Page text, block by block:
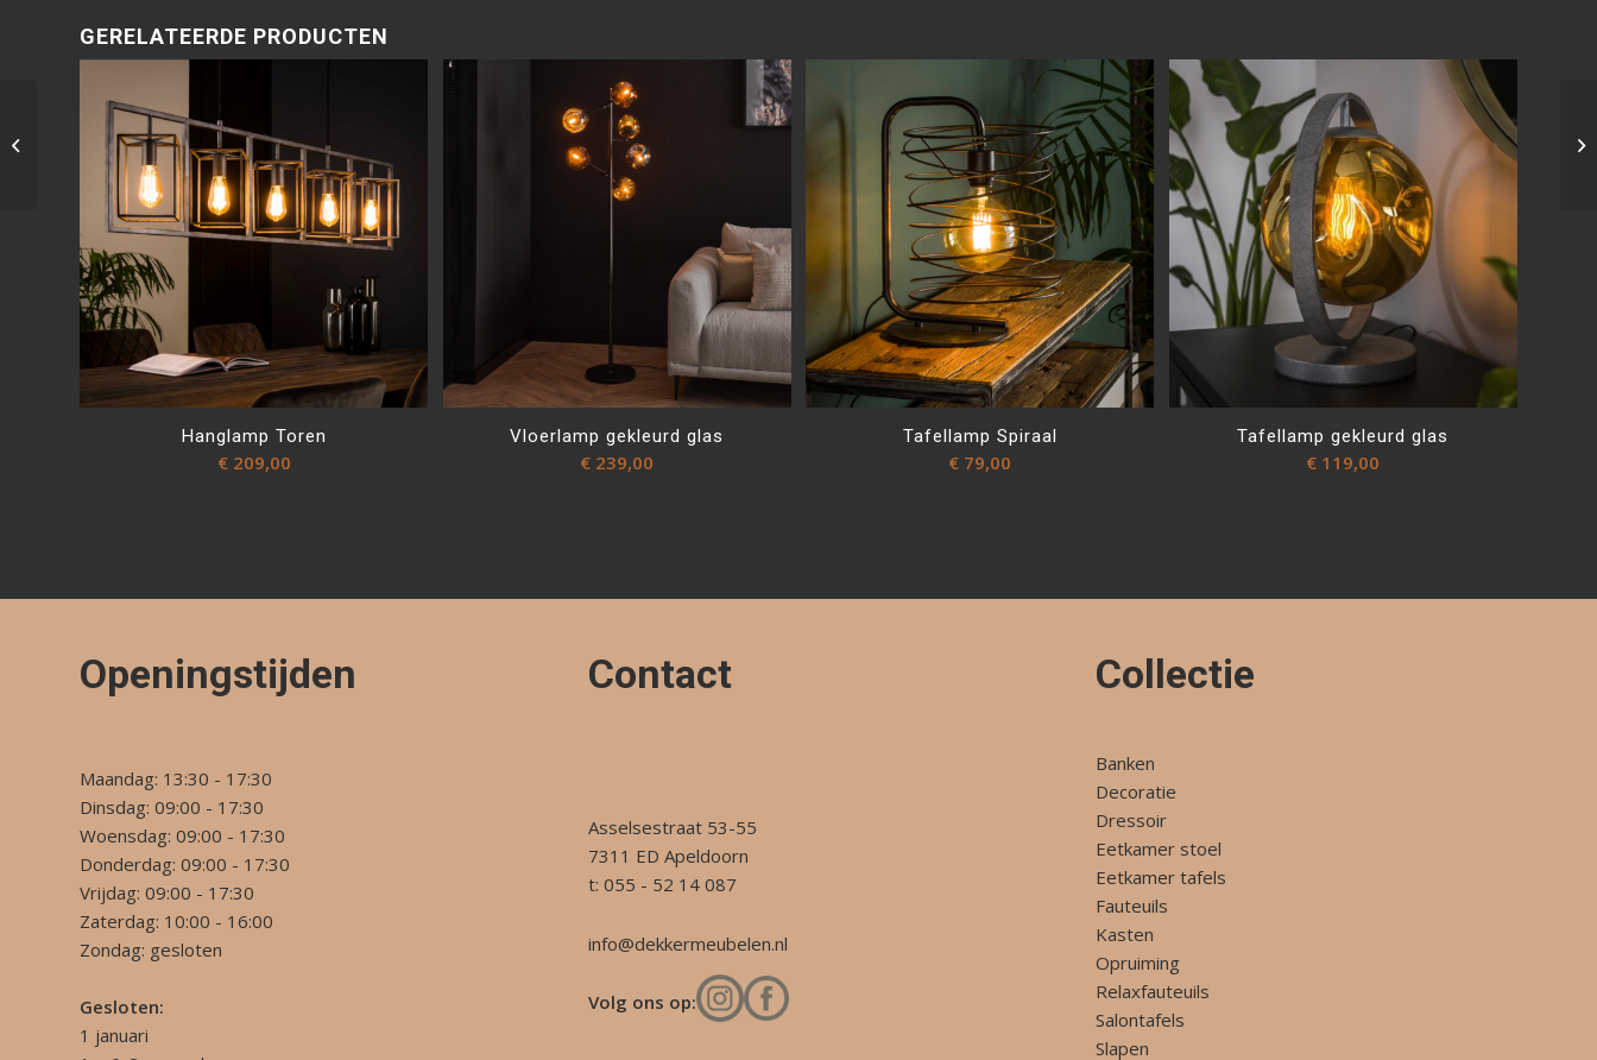
GERELATEERDE PRODUCTEN
Hanglamp Toren
€209,00
Vloerlamp gekleurd glas
€ 239,00
Tafellamp Spiraal
€ 79,00
Tafellamp gekleurd glas
€ 119,00
Openingstijden
Maandag: 13:30 - 17:30
Dinsdag: 09:00 - 17:30
Woensdag: 09:00 - 17:30
Donderdag: 09:00 - 17:30
Vrijdag: 09:00 - 17:30
Zaterdag: 10:00 - 16:00
Zondag: gesloten
Gesloten:
1 januari
Contact
Asselsestraat 53-55
7311 ED Apeldoorn
t: 055 - 52 14 087
info@dekkermeubelen.nl
Volg ons op:
Collectie
Banken
Decoratie
Dressoir
Eetkamer stoel
Eetkamer tafels
Fauteuils
Kasten
Opruiming
Relaxfauteuils
Salontafels
Slapen
Sta-op fauteuil Alina